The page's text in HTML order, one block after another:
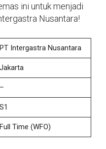
ini untuk menjadi
Nusantara!
PT Intergastra Nusantara
Jakarta
–
S1
Full Time (WFO)